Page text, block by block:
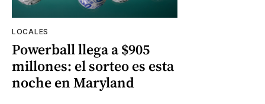
LOCALES
Powerball llega a $905
millones: el sorteo es esta
noche en Maryland